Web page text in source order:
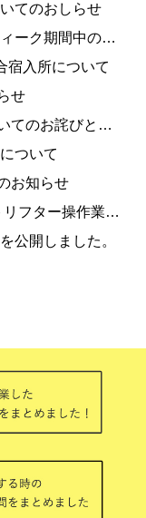
てのおしらせ
2026年度（令和８年）ゴールデンウィーク期間中の営業について
宿入所について
せ
【重要】 メール送受信不具合についてのお詫びとお知らせ
ついて
お知らせ
2025（令和７）年度 テールゲートリフター操作業務特別教育について
公開しました。